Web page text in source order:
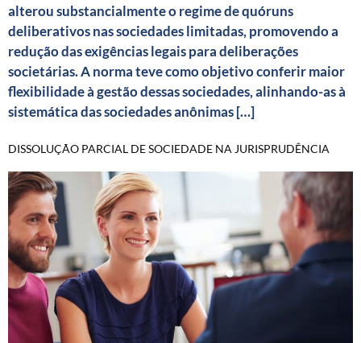
alterou substancialmente o regime de quóruns
deliberativos nas sociedades limitadas, promovendo a
redução das exigências legais para deliberações
societárias. A norma teve como objetivo conferir maior
flexibilidade à gestão dessas sociedades, alinhando-as à
sistemática das sociedades anônimas […]
DISSOLUÇÃO PARCIAL DE SOCIEDADE NA JURISPRUDÊNCIA